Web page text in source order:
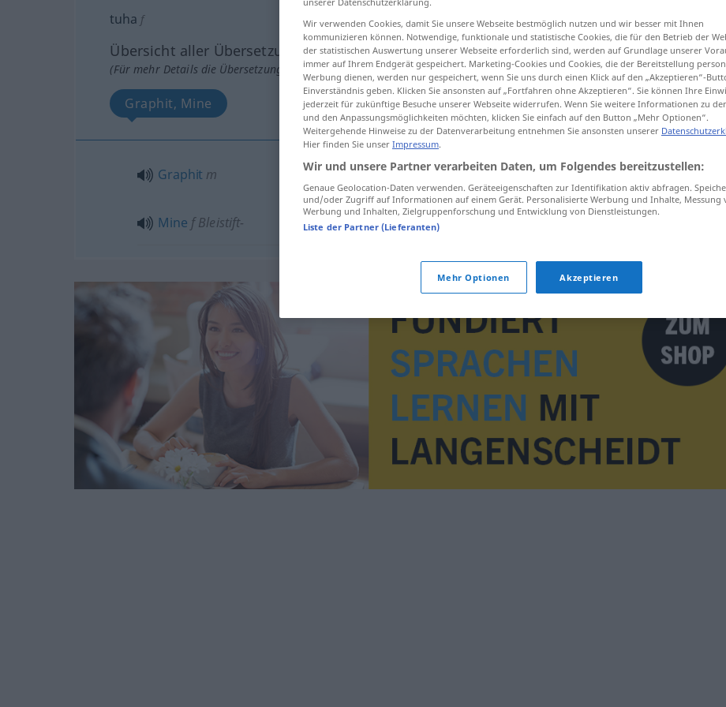
tuha f
Übersicht aller Übersetzungen
(Für mehr Details die Übersetzung anklicken/antippen)
Graphit, Mine
Graphit m tuha
Mine fBleistift- tuha
Wir verwenden Cookies, damit Sie unsere Webseite bestmöglich nutzen und wir besser mit Ihnen
kommunizieren können. Notwendige, funktionale und statistische Cookies, die für den Betrieb der
der statistischen Auswertung unserer Webseite erforderlich sind, werden auf Grundlage unserer
immer auf Ihrem Endgerät gespeichert. Marketing-Cookies und Cookies, die der Bereitstellung
Werbung dienen, werden nur gespeichert, wenn Sie uns durch einen Klick auf den „Akzeptieren“-
Einverständnis geben. Klicken Sie ansonsten auf „Fortfahren ohne Akzeptieren“. Sie können Ihre
jederzeit für zukünftige Besuche unserer Webseite widerrufen. Wenn Sie weitere Informationen zu
und den Anpassungsmöglichkeiten möchten, klicken Sie einfach auf den Button „Mehr Optionen“.
Weitergehende Hinweise zu der Datenverarbeitung entnehmen Sie ansonsten unserer
Hier finden Sie unser Impressum.
Wir und unsere Partner verarbeiten Daten, um Folgendes bereitzustellen:
Genaue Geolocation-Daten verwenden. Geräteeigenschaften zur Identifikation aktiv abfragen.
und/oder Zugriff auf Informationen auf einem Gerät. Personalisierte Werbung und Inhalte, Messung
Werbung und Inhalten, Zielgruppenforschung und Entwicklung von Dienstleistungen.
Liste der Partner (Lieferanten)
Mehr Optionen Akzeptieren